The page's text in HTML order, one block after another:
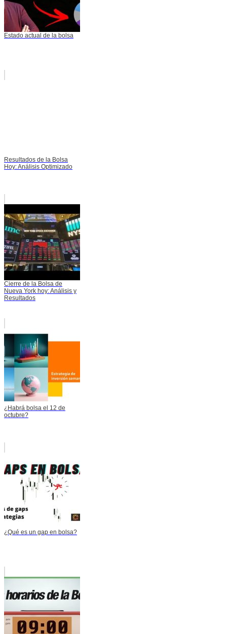
Estado actual de la bolsa
Resultados de la Bolsa
Hoy: Análisis Optimizado
Cierre de la Bolsa de
Nueva York hoy: Análisis y
Resultados
¿Habrá bolsa el 12 de
octubre?
¿Qué es un gap en bolsa?